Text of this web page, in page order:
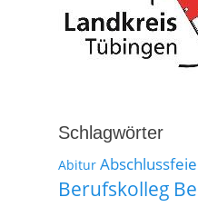
Schlagwörter
Abitur
Berufskolleg